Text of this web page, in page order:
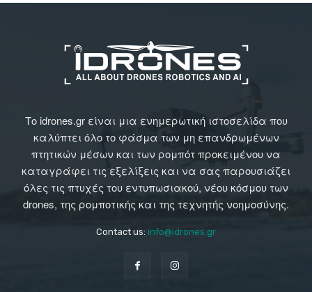
Το idrones.gr είναι μια ενημερωτική ιστοσελίδα που
καλύπτει όλο το φάσμα των μη επανδρωμένων
πτητικών μέσων και των ρομπότ προκειμένου να
καταγράφει τις εξελίξεις και να σας παρουσιάζει
όλες τις πτυχές του εντυπωσιακού, νέου κόσμου των
drones, της ρομποτικής και της τεχνητής νοημοσύνης.
Contact us: info@idrones.gr